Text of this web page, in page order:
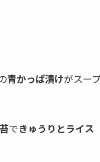
青かっぱ漬けがスー
できゅうりとライス